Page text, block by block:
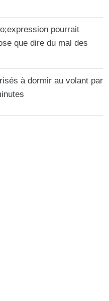
pourrait
que dire du mal des
à dormir au volant par